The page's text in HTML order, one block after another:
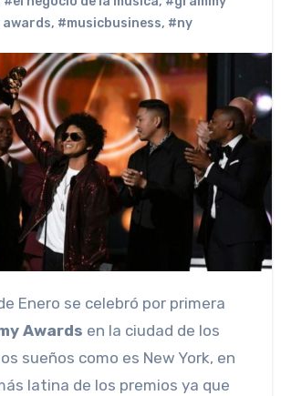
awards, #musicbusiness, #ny
Awards en la ciudad de los
sueños como es New York, en
latina de los premios ya que